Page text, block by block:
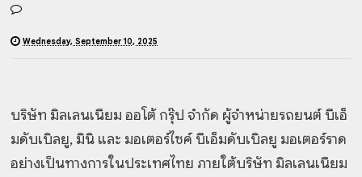
Wednesday, September 10, 2025
บริษัท มิลเลนเนียม ออโต้ กรุ๊ป จำกัด ผู้จำหน่ายรถยนต์ บีเอ็
มดับเบิลยู, มินิ และ มอเตอร์ไซค์ บีเอ็มดับเบิลยู มอเตอร์ราด
อย่างเป็นทางการในประเทศไทย ภายใต้บริษัท มิลเลนเนียม